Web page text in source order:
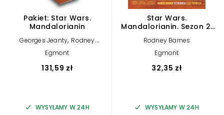
Pakiet: Star Wars.
Mandalorianin
Georges Jeanty, Rodney
Steven Cummings
Egmont
131,59 zł
WYSYŁAMY W 24H
Star Wars.
Mandalorianin. Sezon 2.
Rodney Barnes
Egmont
32,35 zł
WYSYŁAMY W 24H